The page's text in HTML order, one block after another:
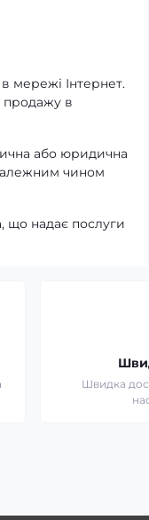
мережі Інтернет.
продажу в
або юридична
чином
що надає послуги
Швидка